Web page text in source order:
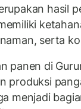
hasil
serta
panen di
produksi
menjadi